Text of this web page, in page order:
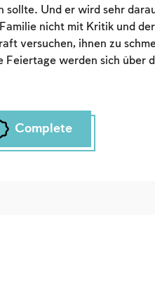
sollte. Und er wird sehr
nicht mit Kritik und
versuchen, ihnen zu
Feiertage werden sich über
Complete